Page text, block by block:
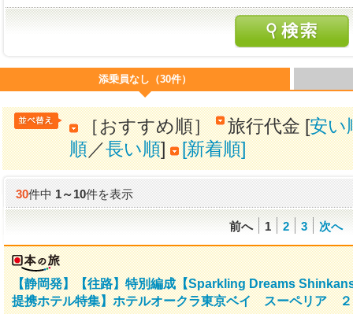
添乗員なし（30件）
［おすすめ順］ 旅行代金 [安い
順／長い順] [新着順]
30件中1～10件を表示
前へ 1 2 3 次へ
【静岡発】【往路】特別編成【Sparkling Dreams
提携ホテル特集】ホテルオークラ東京ベイ スーペリア ２